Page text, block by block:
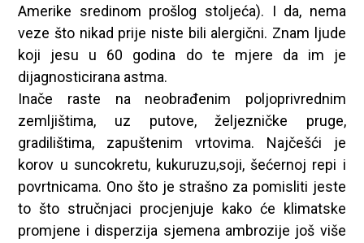
Amerike sredinom prošlog stoljeća). I da, nema
veze što nikad prije niste bili alergični. Znam ljude
koji jesu u 60 godina do te mjere da im je
dijagnosticirana astma.
Inače raste na neobrađenim poljoprivrednim
zemljištima, uz putove, željezničke pruge,
gradilištima, zapuštenim vrtovima. Najčešći je
korov u suncokretu, kukuruzu,soji, šećernoj repi i
povrtnicama. Ono što je strašno za pomisliti jeste
to što stručnjaci procjenjuje kako će klimatske
promjene i disperzija sjemena ambrozije još više